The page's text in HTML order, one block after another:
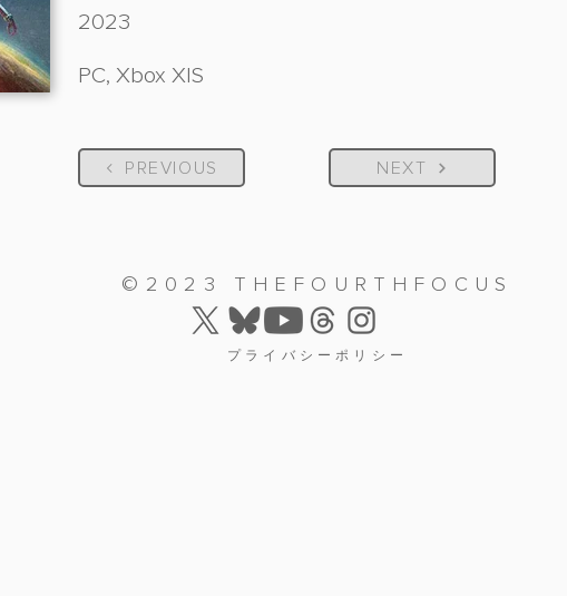
2023
PC, Xbox X|S
PREVIOUS NEXT
©2023 THEFOURTHFOCUS
プライバシーポリシー